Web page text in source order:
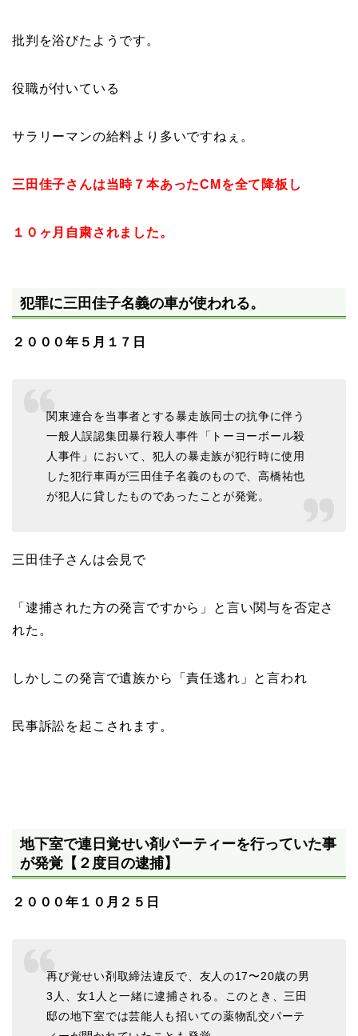
批判を浴びたようです。
役職が付いている
サラリーマンの給料より多いですねぇ。
三田佳子さんは当時７本あったCMを全て降板し
１０ヶ月自粛されました。
犯罪に三田佳子名義の車が使われる。
２０００年５月１７日
関東連合を当事者とする暴走族同士の抗争に伴う
一般人誤認集団暴行殺人事件「トーヨーボール殺
人事件」において、犯人の暴走族が犯行時に使用
した犯行車両が三田佳子名義のもので、高橋祐也
が犯人に貸したものであったことが発覚。
三田佳子さんは会見で
「逮捕された方の発言ですから」と言い関与を否定さ
れた。
しかしこの発言で遺族から「責任逃れ」と言われ
民事訴訟を起こされます。
地下室で連日覚せい剤パーティーを行っていた事
が発覚【２度目の逮捕】
２０００年１０月２５日
再び覚せい剤取締法違反で、友人の17〜20歳の男
3人、女1人と一緒に逮捕される。このとき、三田
邸の地下室では芸能人も招いての薬物乱交パーテ